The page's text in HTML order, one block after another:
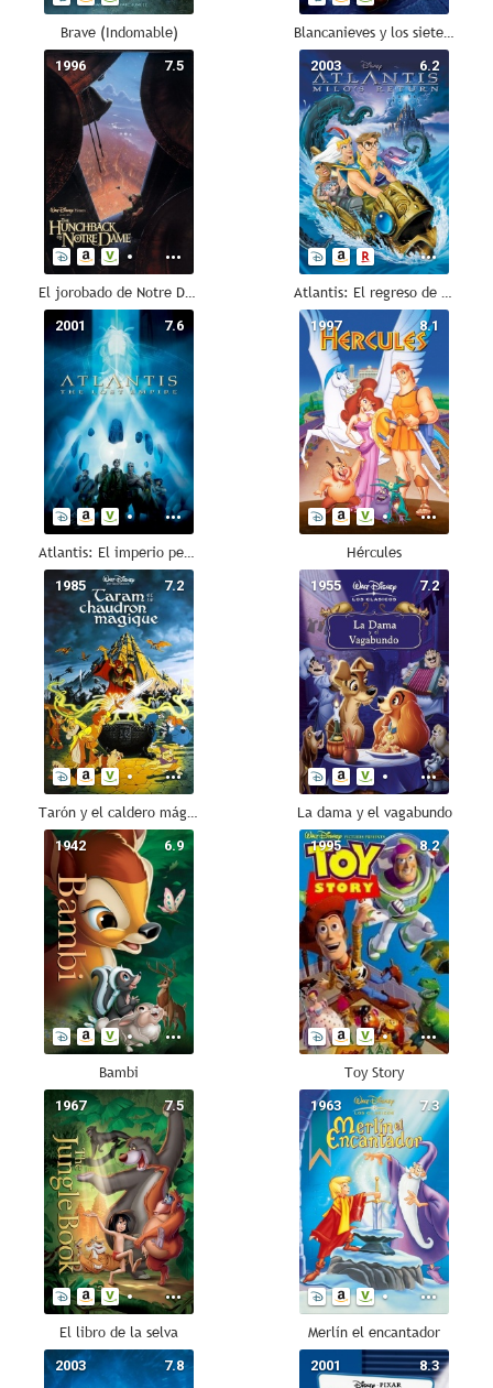
Brave (Indomable) Blancanieves y los siete enanitos
7.5
1996
El jorobado de Notre Dame
6.2
2003
Atlantis: El regreso de Milo
7.6
2001
Atlantis: El imperio perdido
8.1
1997
Hércules
7.2
1985
Tarón y el caldero mágico
7.2
1955
La dama y el vagabundo
6.9
1942
Bambi
8.2
1995
Toy Story
7.5
1967
El libro de la selva
7.3
1963
Merlín el encantador
7.8
2003 8.3
2001